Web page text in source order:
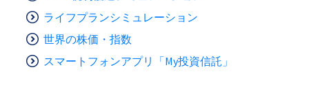
ライフプランシミュレーション
世界の株価・指数
スマートフォンアプリ「My投資信託」